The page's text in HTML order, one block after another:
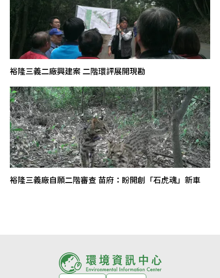
裕隆三義二廠興建案 二階環評展開現勘
裕隆三義廠自願二階審查 苗府：盼開創「石虎魂」新車